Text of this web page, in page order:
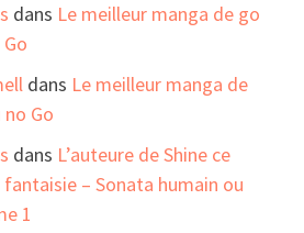
dans Le meilleur manga de go
dans Le meilleur manga de
Go
dans L’auteure de Shine ce
fantaisie – Sonata humain ou
1